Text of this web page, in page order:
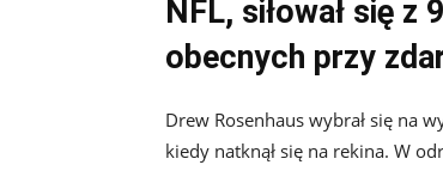
NFL, siłował się
obecnych przy
Drew Rosenhaus wybrał się na
kiedy natknął się na rekina. W